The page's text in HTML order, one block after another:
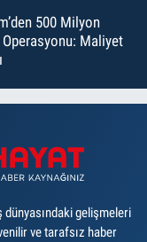
500 Milyon
Maliyet
gelişmeleri
ve tarafsız haber